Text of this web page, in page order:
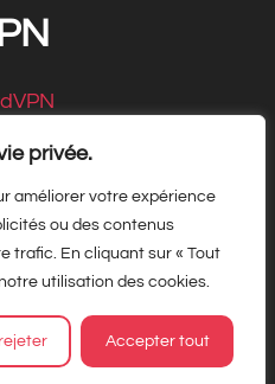
privée.
améliorer votre expérience
ou des contenus
trafic. En cliquant sur « Tout
utilisation des cookies.
Accepter tout
2026, tous droits